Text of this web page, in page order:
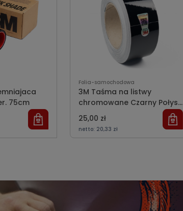
75cm
Folia-samochodowa
3M Taśma na listwy
chromowane Czarny Połysk
G12
25,00 zł
netto: 20,33 zł